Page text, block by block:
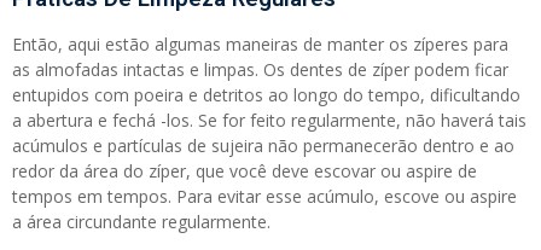
Então, aqui estão algumas maneiras de manter os zíperes para
as almofadas intactas e limpas. Os dentes de zíper podem ficar
entupidos com poeira e detritos ao longo do tempo, dificultando
a abertura e fechá -los. Se for feito regularmente, não haverá tais
acúmulos e partículas de sujeira não permanecerão dentro e ao
redor da área do zíper, que você deve escovar ou aspire de
tempos em tempos. Para evitar esse acúmulo, escove ou aspire
a área circundante regularmente.